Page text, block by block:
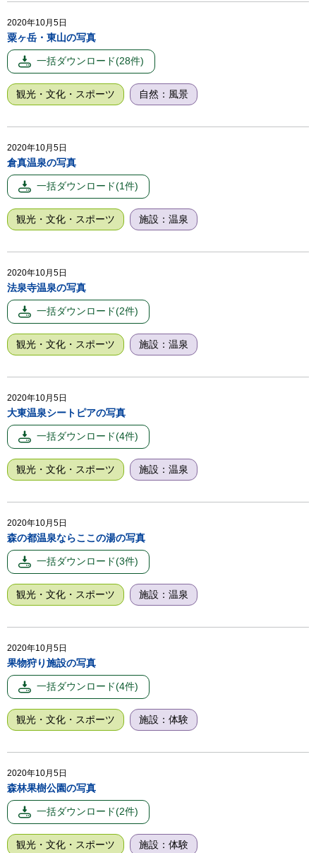
2020年10月5日
粟ヶ岳・東山の写真
観光・文化・スポーツ 自然：風景
2020年10月5日
倉真温泉の写真
観光・文化・スポーツ 施設：温泉
2020年10月5日
法泉寺温泉の写真
観光・文化・スポーツ 施設：温泉
2020年10月5日
大東温泉シートピアの写真
観光・文化・スポーツ 施設：温泉
2020年10月5日
森の都温泉ならここの湯の写真
観光・文化・スポーツ 施設：温泉
2020年10月5日
果物狩り施設の写真
観光・文化・スポーツ 施設：体験
2020年10月5日
森林果樹公園の写真
観光・文化・スポーツ 施設：体験